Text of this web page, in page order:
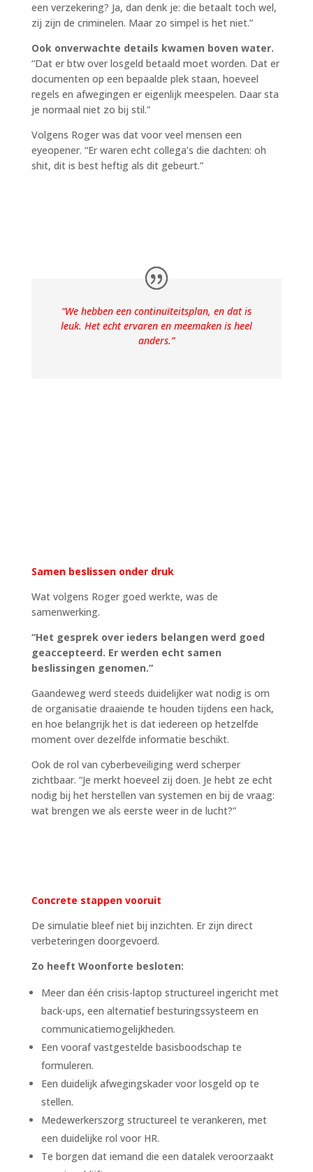
een verzekering? Ja, dan denk je: die betaalt toch wel,
zij zijn de criminelen. Maar zo simpel is het niet.”
Ook onverwachte details kwamen boven water.
“Dat er btw over losgeld betaald moet worden. Dat er
documenten op een bepaalde plek staan, hoeveel
regels en afwegingen er eigenlijk meespelen. Daar sta
je normaal niet zo bij stil.”
Volgens Roger was dat voor veel mensen een
eyeopener. “Er waren echt collega’s die dachten: oh
shit, dit is best heftig als dit gebeurt.”
“We hebben een continuïteitsplan, en dat is
leuk. Het echt ervaren en meemaken is heel
anders.”
Samen beslissen onder druk
Wat volgens Roger goed werkte, was de
samenwerking.
“Het gesprek over ieders belangen werd goed
geaccepteerd. Er werden echt samen
beslissingen genomen.”
Gaandeweg werd steeds duidelijker wat nodig is om
de organisatie draaiende te houden tijdens een hack,
en hoe belangrijk het is dat iedereen op hetzelfde
moment over dezelfde informatie beschikt.
Ook de rol van cyberbeveiliging werd scherper
zichtbaar. “Je merkt hoeveel zij doen. Je hebt ze echt
nodig bij het herstellen van systemen en bij de vraag:
wat brengen we als eerste weer in de lucht?”
Concrete stappen vooruit
De simulatie bleef niet bij inzichten. Er zijn direct
verbeteringen doorgevoerd.
Zo heeft Woonforte besloten:
Meer dan één crisis-laptop structureel ingericht met
back-ups, een alternatief besturingssysteem en
communicatiemogelijkheden.
Een vooraf vastgestelde basisboodschap te
formuleren.
Een duidelijk afwegingskader voor losgeld op te
stellen.
Medewerkerszorg structureel te verankeren, met
een duidelijke rol voor HR.
Te borgen dat iemand die een datalek veroorzaakt